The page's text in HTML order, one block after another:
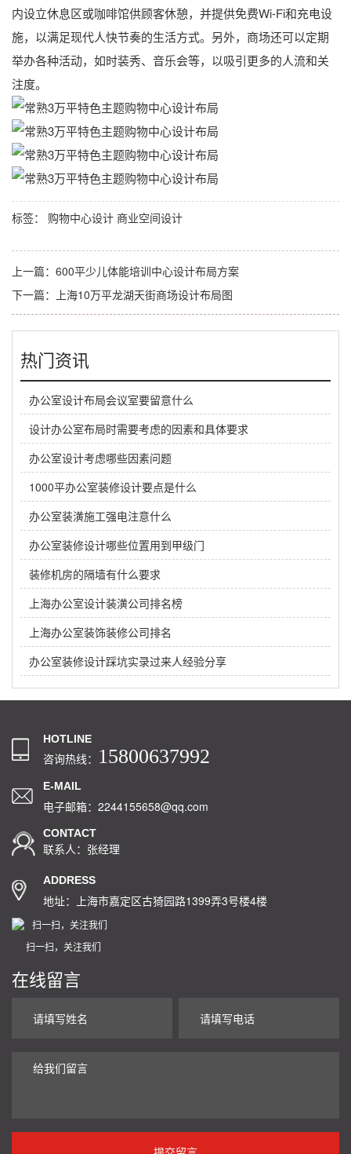
内设立休息区或咖啡馆供顾客休憩，并提供免费Wi-Fi和充电设
施，以满足现代人快节奏的生活方式。另外，商场还可以定期
举办各种活动，如时装秀、音乐会等，以吸引更多的人流和关
注度。
标签： 购物中心设计 商业空间设计
上一篇： 600平少儿体能培训中心设计布局方案
下一篇：
上海10万平龙湖天街商场设计布局图
热门资讯
办公室设计布局会议室要留意什么
设计办公室布局时需要考虑的因素和具体要求
办公室设计考虑哪些因素问题
1000平办公室装修设计要点是什么
办公室装潢施工强电注意什么
办公室装修设计哪些位置用到甲级门
装修机房的隔墙有什么要求
上海办公室设计装潢公司排名榜
上海办公室装饰装修公司排名
办公室装修设计踩坑实录过来人经验分享
HOTLINE
咨询热线： 15800637992
E-MAIL
电子邮箱：2244155658@qq.com
CONTACT
联系人：张经理
ADDRESS
地址：上海市嘉定区古猗园路1399弄3号楼4楼
扫一扫，关注我们
在线留言